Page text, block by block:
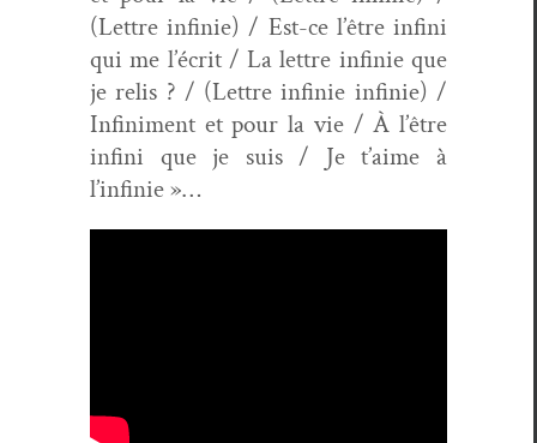
(Let­tre infinie) / Est-ce l’être infi­ni
qui me l’écrit / La let­tre infinie que
je relis ? / (Let­tre infinie infinie) /
Infin­i­ment et pour la vie / À l’être
infi­ni que je suis / Je t’aime à
l’infinie »…